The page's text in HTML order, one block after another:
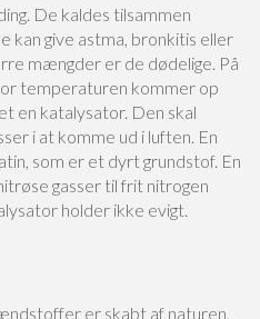
De kaldes tilsammen
kan give astma, bronkitis eller
mængder er de dødelige. På
temperaturen kommer op
en katalysator. Den skal
i at komme ud i luften. En
som er et dyrt grundstof. En
gasser til frit nitrogen
holder ikke evigt.
er skabt af naturen,